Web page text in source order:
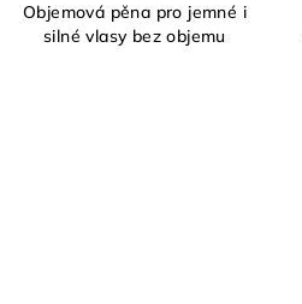
Objemová pěna pro jemné i
silné vlasy bez objemu